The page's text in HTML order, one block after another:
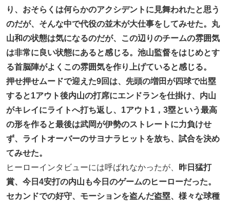
り、おそらくは何らかのアクシデントに見舞われたと思う
のだが、そんな中で代役の並木が大仕事をしてみせた。丸
山和の状態は気になるのだが、この辺りのチームの雰囲気
は非常に良い状態にあると感じる。池山監督をはじめとす
る首脳陣がよくこの雰囲気を作り上げていると感じる。
押せ押せムードで迎えた9回は、先頭の増田が四球で出塁
すると1アウト後内山の打席にエンドランを仕掛け、内山
がキレイにライトへ打ち返し、1アウト1，3塁という最高
の形を作ると最後は武岡が伊勢のストレートに力負けせ
ず、ライトオーバーのサヨナラヒットを放ち、試合を決め
てみせた。
ヒーローインタビューには呼ばれなかったが、
昨日猛打
賞、今日4安打の内山も今日のゲームのヒーローだった。
セカンドでの好守、モーションを盗んだ盗塁、様々な球種